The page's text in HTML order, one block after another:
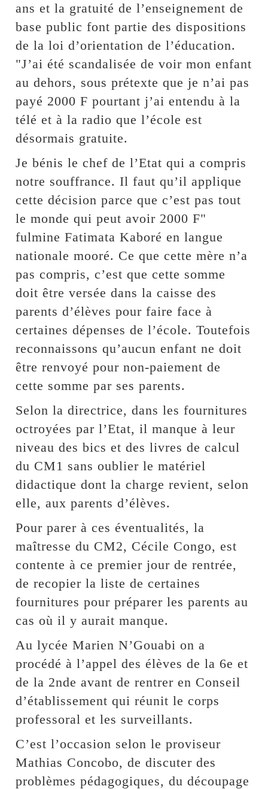
ans et la gratuité de l’enseignement de
base public font partie des dispositions
de la loi d’orientation de l’éducation.
"J’ai été scandalisée de voir mon enfant
au dehors, sous prétexte que je n’ai pas
payé 2000 F pourtant j’ai entendu à la
télé et à la radio que l’école est
désormais gratuite.
Je bénis le chef de l’Etat qui a compris
notre souffrance. Il faut qu’il applique
cette décision parce que c’est pas tout
le monde qui peut avoir 2000 F"
fulmine Fatimata Kaboré en langue
nationale mooré. Ce que cette mère n’a
pas compris, c’est que cette somme
doit être versée dans la caisse des
parents d’élèves pour faire face à
certaines dépenses de l’école. Toutefois
reconnaissons qu’aucun enfant ne doit
être renvoyé pour non-paiement de
cette somme par ses parents.
Selon la directrice, dans les fournitures
octroyées par l’Etat, il manque à leur
niveau des bics et des livres de calcul
du CM1 sans oublier le matériel
didactique dont la charge revient, selon
elle, aux parents d’élèves.
Pour parer à ces éventualités, la
maîtresse du CM2, Cécile Congo, est
contente à ce premier jour de rentrée,
de recopier la liste de certaines
fournitures pour préparer les parents au
cas où il y aurait manque.
Au lycée Marien N’Gouabi on a
procédé à l’appel des élèves de la 6e et
de la 2nde avant de rentrer en Conseil
d’établissement qui réunit le corps
professoral et les surveillants.
C’est l’occasion selon le proviseur
Mathias Concobo, de discuter des
problèmes pédagogiques, du découpage